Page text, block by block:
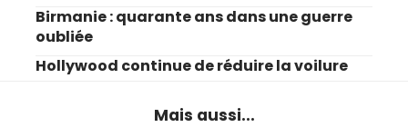
Birmanie : quarante ans dans une guerre
oubliée
Hollywood continue de réduire la voilure
Mais aussi...